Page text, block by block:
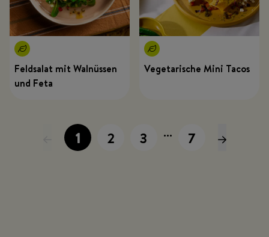
Feldsalat mit Walnüssen
und Feta
Vegetarische Mini Tacos
1 2 3 ... 7